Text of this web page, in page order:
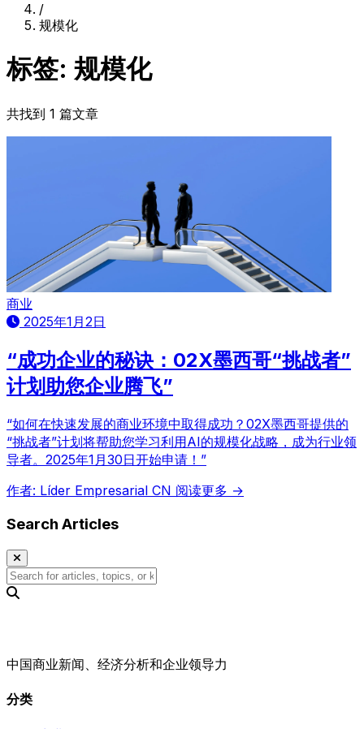
/
规模化
标签: 规模化
共找到 1 篇文章
商业
2025年1月2日
“成功企业的秘诀：02X墨西哥“挑战者”
计划助您企业腾飞”
“如何在快速发展的商业环境中取得成功？02X墨西哥提供的
“挑战者”计划将帮助您学习利用AI的规模化战略，成为行业领
导者。2025年1月30日开始申请！”
作者: Líder Empresarial CN 阅读更多 →
Search Articles
中国商业新闻、经济分析和企业领导力
分类